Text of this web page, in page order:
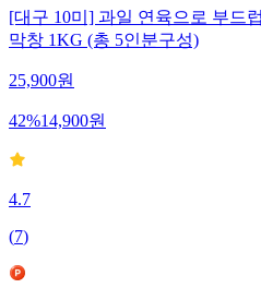
[대구 10미] 과일 연육으로 부드
막창 1KG (총 5인분구성)
25,900원
42%14,900원
4.7
(7)